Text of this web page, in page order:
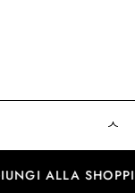
ALLA